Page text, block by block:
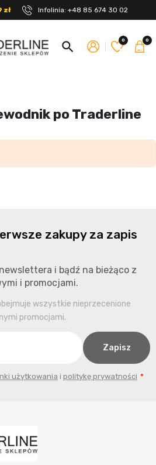
zł Infolinia: +48 85 674 30 02
search 0 0
po Traderline
zakupy za zapis
i bądź na bieżąco z
i promocjami.
wszystkie nieprzecenione
promocjami.
użytkowania i politykę prywatności